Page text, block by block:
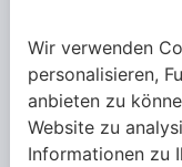
Wir verwenden
personalisieren,
anbieten zu
Website zu
Informationen zu